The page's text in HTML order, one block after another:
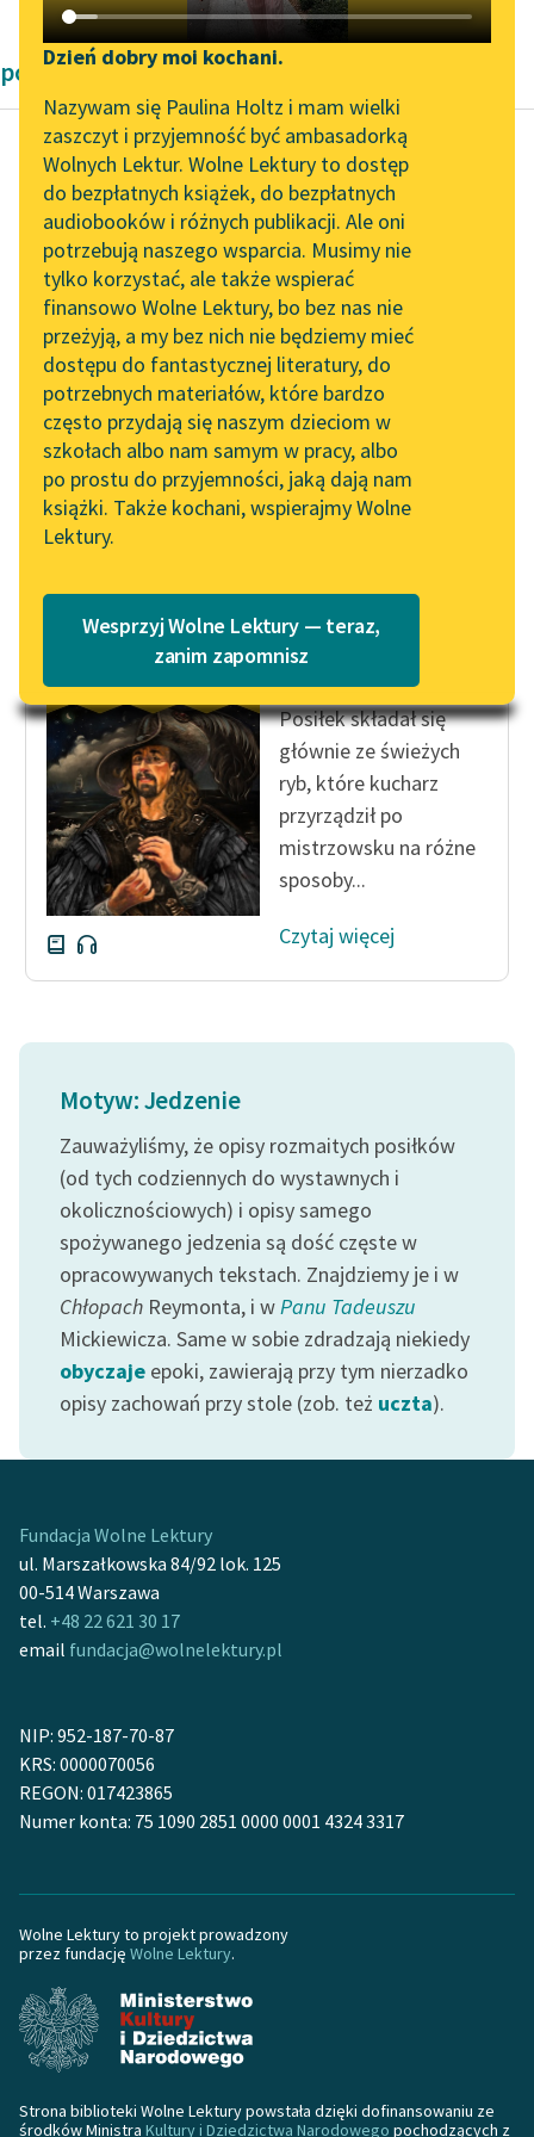
Katalog DAISY
Podkasty o książkach
Zgłoś brak utworu
Aktualności
Spotkanie z Katarzyną
Tunkiel w Oslo
Wolne Lektury na 32.
Pol’and’Rock Festivalu
„Kochanek Lady
Chatterley” do słuchania
na Wolnych Lekturach
Nowy audiobook –
„Marzenie o Oriencie”
Sophie Elkan
Kolekcja Nadwyraz.com x
Wolne Lektury – idealna na
Lektury szkolne i klasyka
literatury do słuchania dla
uczennic i uczniów z
niepełnosprawnościami
E-kolekcja lektur
szkolnych i literatury do
słuchania dla uczennic i
uczniów z
niepełnosprawnościami
feministycznej
Ręce pełne poezji
Kolekcje edukacyjne
twórców przechodzących
do domeny publicznej,
lektur szkolnych oraz
Starego Testamentu
Odkurzamy bohaterów
Szkoła Poezji Wolnych
Narzędzia
Mapa Wolnych Lektur
Leśmianator
Przewodnik dla piszących i
czytających
API
OAI-PMH
Widget Wolnych Lektur
Przypisy
Katalog w formacie PDF
Kontakt
O projekcie
Zespół
Wolnych Lektur
Logotypy
Materiały promocyjne
Regulamin biblioteki
sprawozdania finansowe
Regulamin darowizn
Informacja o treściach
wrażliwych
Dzień dobry moi kochani.
Nazywam się Paulina Holtz i mam wielki
zaszczyt i przyjemność być ambasadorką
Wolnych Lektur. Wolne Lektury to dostęp
do bezpłatnych książek, do bezpłatnych
audiobooków i różnych publikacji. Ale oni
potrzebują naszego wsparcia. Musimy nie
tylko korzystać, ale także wspierać
finansowo Wolne Lektury, bo bez nas nie
przeżyją, a my bez nich nie będziemy mieć
dostępu do fantastycznej literatury, do
potrzebnych materiałów, które bardzo
często przydają się naszym dzieciom w
szkołach albo nam samym w pracy, albo
po prostu do przyjemności, jaką dają nam
książki. Także kochani, wspierajmy Wolne
Lektury.
Wesprzyj Wolne Lektury — teraz,
zanim zapomnisz
powieści przygodowe Emilia Salgariego
Emilio Salgari
Czarny Korsarz
Tymczasem Murzyn
pośpieszył
przygotować posiłek,
na który złożyły się
różne smakołyki:
placuszki z manioku,
rodzaju...
Emilio Salgari
Czarny Korsarz
Posiłek składał się
głównie ze świeżych
ryb, które kucharz
przyrządził po
mistrzowsku na różne
sposoby...
Czytaj więcej
Motyw: Jedzenie
Zauważyliśmy, że opisy rozmaitych posiłków
(od tych codziennych do wystawnych i
okolicznościowych) i opisy samego
spożywanego jedzenia są dość częste w
opracowywanych tekstach. Znajdziemy je i w
Chłopach Reymonta, i wPanu Tadeuszu
Mickiewicza. Same w sobie zdradzają niekiedy
obyczaje epoki, zawierają przy tym nierzadko
opisy zachowań przy stole (zob. też uczta).
Fundacja Wolne Lektury
ul. Marszałkowska 84/92 lok. 125
00-514 Warszawa
tel. +48 22 621 30 17
email fundacja@wolnelektury.pl
NIP: 952-187-70-87
KRS: 0000070056
REGON: 017423865
Numer konta: 75 1090 2851 0000 0001 4324 3317
Wolne Lektury to projekt prowadzony
przez fundację Wolne Lektury.
Strona biblioteki Wolne Lektury powstała dzięki dofinansowaniu ze
środków Ministra Kultury i Dziedzictwa Narodowego pochodzących z